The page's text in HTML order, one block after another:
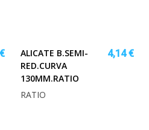
ALICATE B.SEMI-
RED.CURVA
130MM.RATIO
4,14 €
RATIO